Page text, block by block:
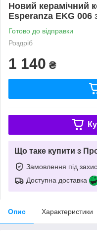
Новий керамічний
Esperanza EKG 006
Готово до відправки
Роздріб
1 140 ₴
Що таке купити з
Замовлення під
Доступна доставка
Опис Характеристики